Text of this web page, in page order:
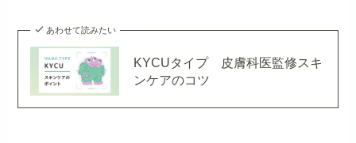
あわせて読みたい
KYCUタイプ 皮膚科医監修スキ
ンケアのコツ